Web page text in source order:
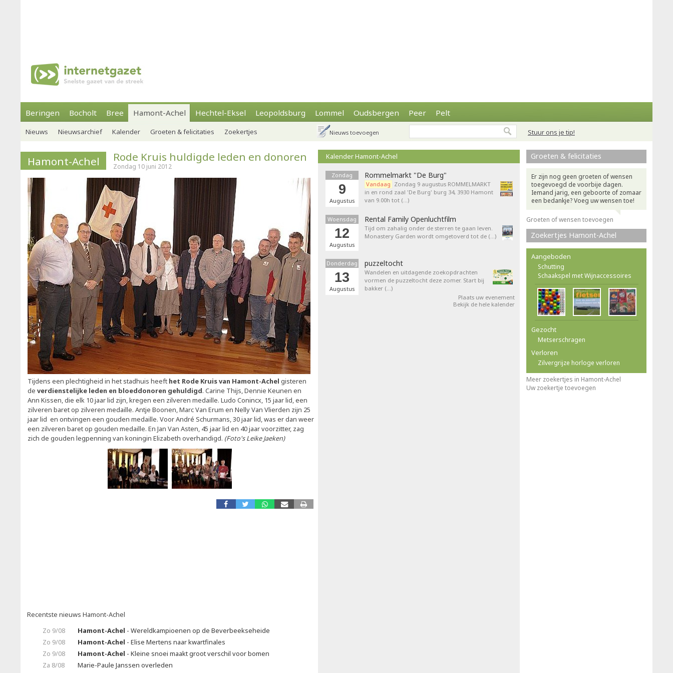
Beringen Bocholt Bree Hamont-Achel Hechtel-Eksel Leopoldsburg Lommel Oudsbergen Peer Pelt
Stuur ons je tip!
Nieuws Nieuwsarchief Kalender Groeten & felicitaties Zoekertjes Nieuws toevoegen
Hamont-Achel Rode Kruis huldigde leden en donoren
Zondag 10 juni 2012
Tijdens een plechtigheid in het stadhuis heeft het Rode Kruis van Hamont-Achel gisteren
de verdienstelijke leden en bloeddonoren gehuldigd. Carine Thijs, Dennie Keunen en
Ann Kissen, die elk 10 jaar lid zijn, kregen een zilveren medaille. Ludo Conincx, 15 jaar lid, een
zilveren baret op zilveren medaille. Antje Boonen, Marc Van Erum en Nelly Van Vlierden zijn 25
jaar lid en ontvingen een gouden medaille. Voor André Schurmans, 30 jaar lid, was er dan weer
een zilveren baret op gouden medaille. En Jan Van Asten, 45 jaar lid en 40 jaar voorzitter, zag
zich de gouden legpenning van koningin Elizabeth overhandigd. (Foto's Leike Jaeken)
Recentste nieuws Hamont-Achel
Zo 9/08
Hamont-Achel - Wereldkampioenen op de Beverbeekseheide
Zo 9/08
Hamont-Achel - Elise Mertens naar kwartfinales
Zo 9/08
Hamont-Achel - Kleine snoei maakt groot verschil voor bomen
Za 8/08
Marie-Paule Janssen overleden
Kalender Hamont-Achel
Zondag
9
Augustus
Rommelmarkt "De Burg"
Vandaag Zondag 9 augustus ROMMELMARKT
in en rond zaal 'De Burg' burg 34, 3930 Hamont
van 9.00h tot (…)
Woensdag
12
Augustus
Rental Family Openluchtfilm
Tijd om zahalig onder de sterren te gaan leven.
Monastery Garden wordt omgetoverd tot de (…)
Donderdag
13
Augustus
puzzeltocht
Wandelen en uitdagende zoekopdrachten
vormen de puzzeltocht deze zomer. Start bij
bakker (…)
Plaats uw evenement
Bekijk de hele kalender
Groeten & felicitaties
Er zijn nog geen groeten of wensen
toegevoegd de voorbije dagen.
Iemand jarig, een geboorte of zomaar
een bedankje? Voeg uw wensen toe!
Groeten of wensen toevoegen
Zoekertjes Hamont-Achel
Aangeboden
Schutting
Schaakspel met Wijnaccessoires
Gezocht
Metserschragen
Verloren
Zilvergrijze horloge verloren
Meer zoekertjes in Hamont-Achel
Uw zoekertje toevoegen